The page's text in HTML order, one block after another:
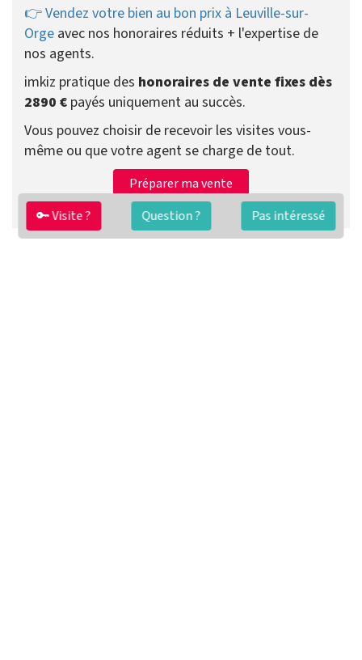
🔑 Visite ? Question ? Pas intéressé
👉 Vendez votre bien au bon prix à Leuville-sur-
Orge avec nos honoraires réduits + l'expertise de
nos agents.
imkiz pratique des honoraires de vente fixes dès
2890 € payés uniquement au succès.
Vous pouvez choisir de recevoir les visites vous-
même ou que votre agent se charge de tout.
Préparer ma vente
Contacter un agent